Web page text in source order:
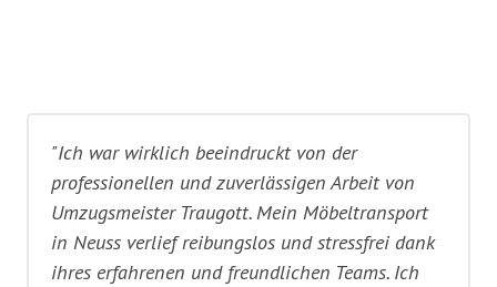
"Ich war wirklich beeindruckt von der
professionellen und zuverlässigen Arbeit von
Umzugsmeister Traugott. Mein Möbeltransport
in Neuss verlief reibungslos und stressfrei dank
ihres erfahrenen und freundlichen Teams. Ich